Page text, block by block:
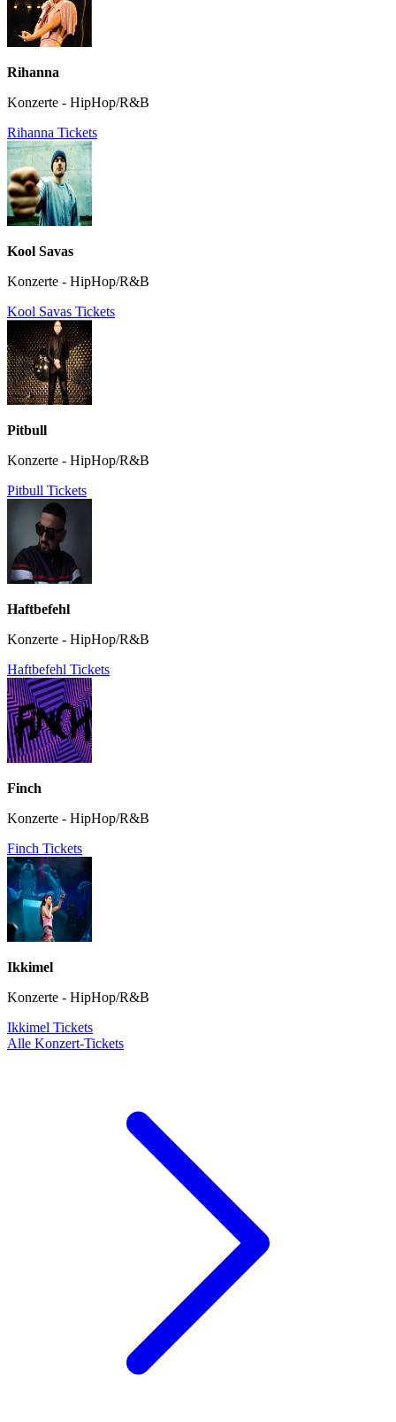
Rihanna
Konzerte - HipHop/R&B
Rihanna Tickets
Kool Savas
Konzerte - HipHop/R&B
Kool Savas Tickets
Pitbull
Konzerte - HipHop/R&B
Pitbull Tickets
Haftbefehl
Konzerte - HipHop/R&B
Haftbefehl Tickets
Finch
Konzerte - HipHop/R&B
Finch Tickets
Ikkimel
Konzerte - HipHop/R&B
Ikkimel Tickets
Alle Konzert-Tickets